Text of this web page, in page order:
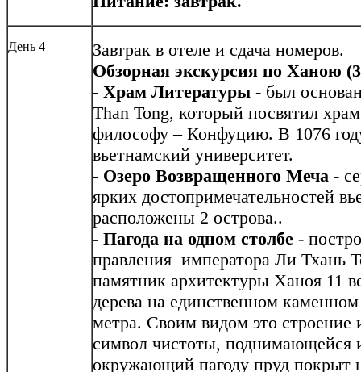
День 4
Завтрак в отеле и сдача номеров.
Обзорная экскурсия по Ханою
- Храм Литературы - был
Than Tong, который посвятил
философу – Конфуцию. В 1076
вьетнамский университет.
- Озеро Возвращенного Меча -
ярких достопримечательностей
расположены 2 острова..
- Пагода на одном столбе -
правления императора Ли Тхань
памятник архитектуры Ханоя 11
дерева на единственном
метра. Своим видом это строение
символ чистоты, поднимающейся
окружающий пагоду пруд покрыт